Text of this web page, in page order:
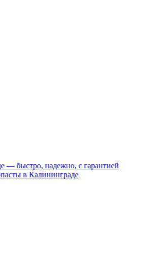
— быстро, надежно, с гарантией
в Калининграде